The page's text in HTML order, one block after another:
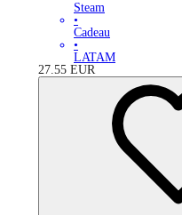
Steam
•
Cadeau
•
LATAM
27.55 EUR